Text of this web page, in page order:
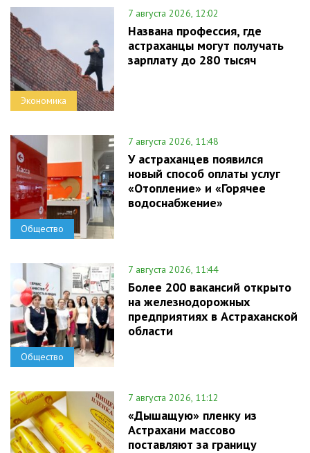
Экономика
7 августа 2026, 12:02
Названа профессия, где
астраханцы могут получать
зарплату до 280 тысяч
Общество
7 августа 2026, 11:48
У астраханцев появился
новый способ оплаты услуг
«Отопление» и «Горячее
водоснабжение»
Общество
7 августа 2026, 11:44
Более 200 вакансий открыто
на железнодорожных
предприятиях в Астраханской
области
7 августа 2026, 11:12
«Дышащую» пленку из
Астрахани массово
поставляют за границу